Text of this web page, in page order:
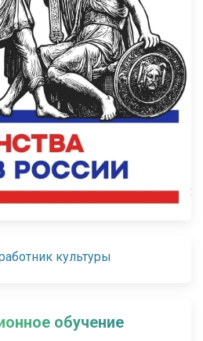
культуры
обучение